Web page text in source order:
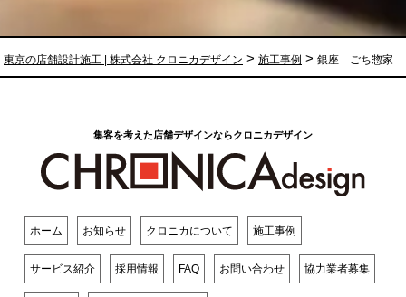
東京の店舗設計施工 | 株式会社 クロニカデザイン > 施工事例 > 銀座 ごち惣家
集客を考えた店舗デザインならクロニカデザイン
ホーム お知らせ クロニカについて 施工事例
サービス紹介 採用情報 FAQ お問い合わせ 協力業者募集